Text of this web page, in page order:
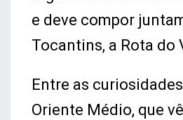
e deve compor
Tocantins, a Rota do
Entre as
Oriente Médio, que